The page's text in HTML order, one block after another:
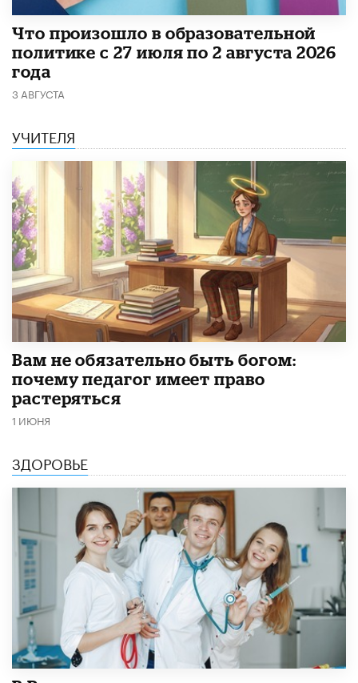
​Что произошло в образовательной
политике с 27 июля по 2 августа 2026
года
3 АВГУСТА
УЧИТЕЛЯ
​Вам не обязательно быть богом:
почему педагог имеет право
растеряться
1 ИЮНЯ
ЗДОРОВЬЕ